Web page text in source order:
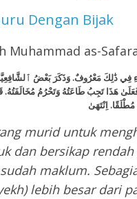
Dengan Bijak
Muhammad as-
فِي ذَٰلِكَ مَعْرُوفٌ. وَذَكَرَ بَعْضُ
هَذَا تَجِبُ طَاعَتُهُ وَتَحْرُمُ مُخَالَفَتُهُ.
اِنْتَهَىٰ
murid untuk
dan bersikap
maklum.
lebih besar dari